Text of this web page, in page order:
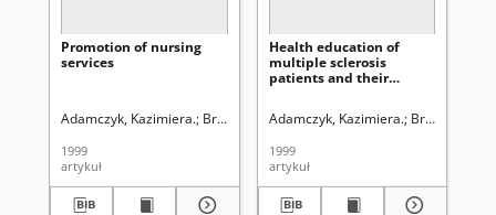
Promotion of nursing
services
Adamczyk, Kazimiera. Bryc, Stanisław (1928- ). Redaktor sekcji
1999
artykuł
Health education of
multiple sclerosis
patients and their
Adamczyk, Kazimiera. Bryc,
1999
artykuł